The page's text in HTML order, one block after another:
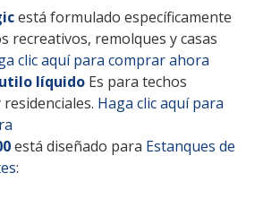
está formulado específicamente
recreativos, remolques y casas
clic aquí para comprar ahora
líquido Es para techos
Haga clic aquí para
está diseñado para Estanques de
: